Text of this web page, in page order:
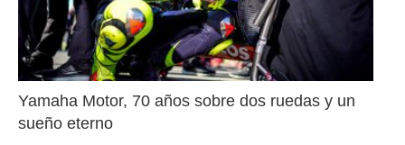
Yamaha Motor, 70 años sobre dos ruedas y un
sueño eterno